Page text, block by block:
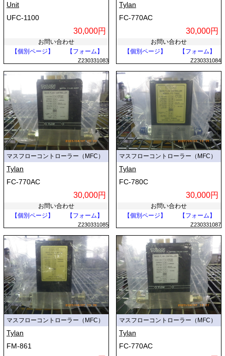
Unit
UFC-1100
30,000円
お問い合わせ
【個別ページ】
【フォーム】
Z230331083
Tylan
FC-770AC
30,000円
お問い合わせ
【個別ページ】
【フォーム】
Z230331084
マスフローコントローラー（MFC）
Tylan
FC-770AC
30,000円
お問い合わせ
【個別ページ】
【フォーム】
Z230331085
マスフローコントローラー（MFC）
Tylan
FC-780C
30,000円
お問い合わせ
【個別ページ】
【フォーム】
Z230331087
マスフローコントローラー（MFC）
Tylan
FM-861
マスフローコントローラー（MFC）
Tylan
FC-770AC